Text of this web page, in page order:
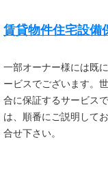
賃貸物件住宅設備
一部オーナー様には既
ービスでございます。
合に保証するサービス
は、順番にご説明して
合せ下さい。